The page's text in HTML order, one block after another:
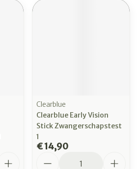
Clearblue
Clearblue Early Vision
Stick Zwangerschapstest
1
€ 14,90